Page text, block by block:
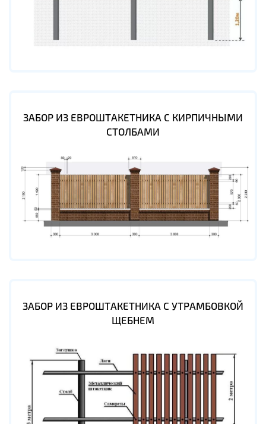
ЗАБОР ИЗ ЕВРОШТАКЕТНИКА С КИРПИЧНЫМИ
СТОЛБАМИ
ЗАБОР ИЗ ЕВРОШТАКЕТНИКА С УТРАМБОВКОЙ
ЩЕБНЕМ